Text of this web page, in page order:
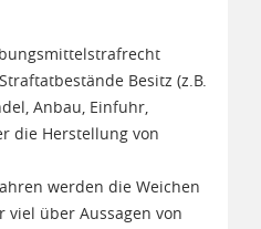
Besitz (z.B.
Anbau, Einfuhr,
die Herstellung von
werden die Weichen
über Aussagen von